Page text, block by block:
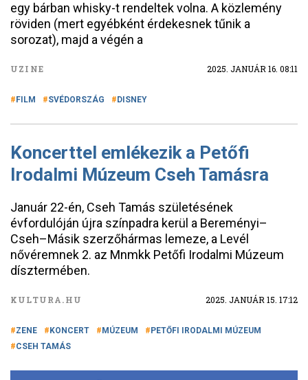
egy bárban whisky-t rendeltek volna. A közlemény
röviden (mert egyébként érdekesnek tűnik a
sorozat), majd a végén a
UZINE 2025. JANUÁR 16. 08:11
FILM SVÉDORSZÁG DISNEY
Koncerttel emlékezik a Petőfi
Irodalmi Múzeum Cseh Tamásra
Január 22-én, Cseh Tamás születésének
évfordulóján újra színpadra kerül a Bereményi–
Cseh–Másik szerzőhármas lemeze, a Levél
nővéremnek 2. az Mnmkk Petőfi Irodalmi Múzeum
dísztermében.
KULTURA.HU 2025. JANUÁR 15. 17:12
ZENE KONCERT MÚZEUM
PETŐFI IRODALMI MÚZEUM
CSEH TAMÁS